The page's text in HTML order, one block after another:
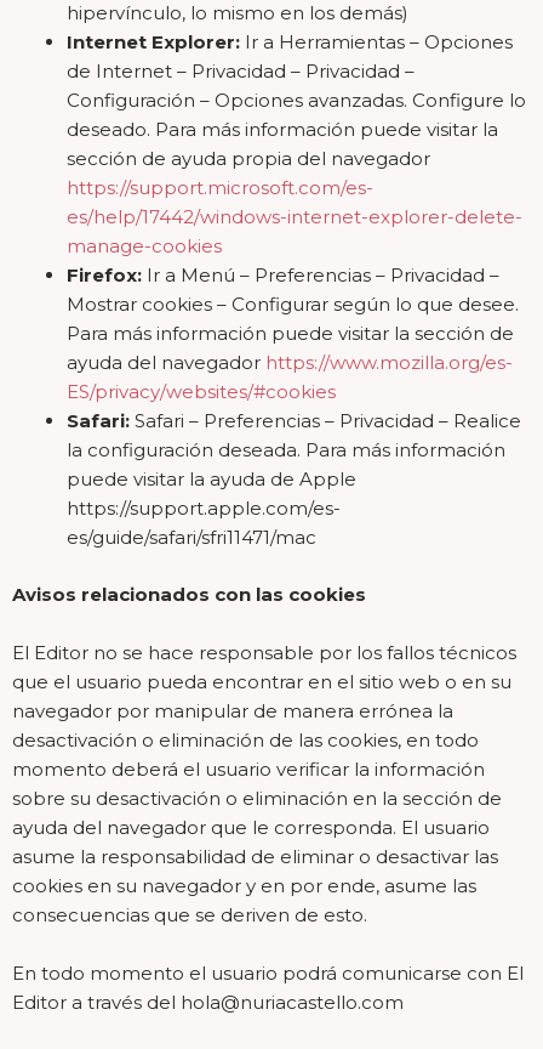
hipervínculo, lo mismo en los demás)
Internet Explorer: Ir a Herramientas – Opciones
de Internet – Privacidad – Privacidad –
Configuración – Opciones avanzadas. Configure lo
deseado. Para más información puede visitar la
sección de ayuda propia del navegador
https://support.microsoft.com/es-
es/help/17442/windows-internet-explorer-delete-
manage-cookies
Firefox: Ir a Menú – Preferencias – Privacidad –
Mostrar cookies – Configurar según lo que desee.
Para más información puede visitar la sección de
ayuda del navegador https://www.mozilla.org/es-
ES/privacy/websites/#cookies
Safari: Safari – Preferencias – Privacidad – Realice
la configuración deseada. Para más información
puede visitar la ayuda de Apple
https://support.apple.com/es-
es/guide/safari/sfri11471/mac
Avisos relacionados con las cookies
El Editor no se hace responsable por los fallos técnicos
que el usuario pueda encontrar en el sitio web o en su
navegador por manipular de manera errónea la
desactivación o eliminación de las cookies, en todo
momento deberá el usuario verificar la información
sobre su desactivación o eliminación en la sección de
ayuda del navegador que le corresponda. El usuario
asume la responsabilidad de eliminar o desactivar las
cookies en su navegador y en por ende, asume las
consecuencias que se deriven de esto.
En todo momento el usuario podrá comunicarse con El
Editor a través del hola@nuriacastello.com